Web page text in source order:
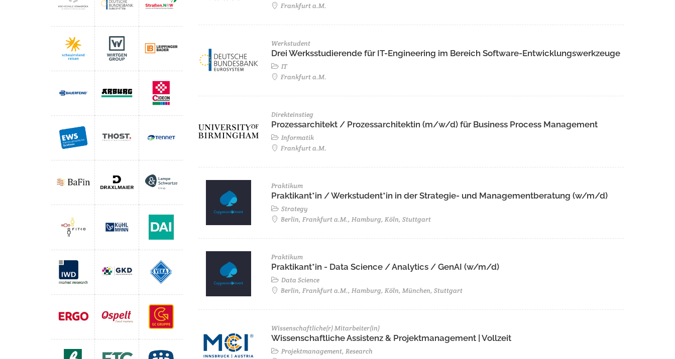
Frankfurt a.M.
Werkstudent
Drei Werksstudierende für IT-Engineering im Bereich Software-Entwicklungswerkzeuge
IT
Frankfurt a.M.
Direkteinstieg
Prozessarchitekt / Prozessarchitektin (m/w/d) für Business Process Management
Informatik
Frankfurt a.M.
Praktikum
Praktikant*in / Werkstudent*in in der Strategie- und Managementberatung (w/m/d)
Strategy
Berlin, Frankfurt a.M., Hamburg, Köln, Stuttgart
Praktikum
Praktikant*in - Data Science / Analytics / GenAI (w/m/d)
Data Science
Berlin, Frankfurt a.M., Hamburg, Köln, München, Stuttgart
Wissenschaftliche(r) Mitarbeiter(in)
Wissenschaftliche Assistenz & Projektmanagement | Vollzeit
Projektmanagement, Research